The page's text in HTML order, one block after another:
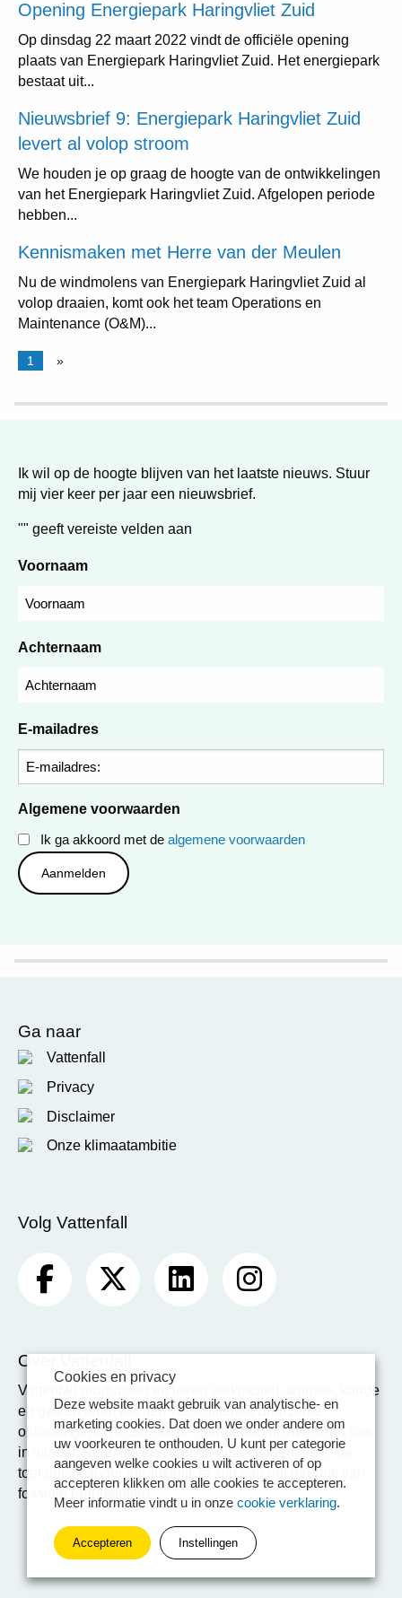
Opening Energiepark Haringvliet Zuid
Op dinsdag 22 maart 2022 vindt de officiële opening
plaats van Energiepark Haringvliet Zuid. Het energiepark
bestaat uit...
Nieuwsbrief 9: Energiepark Haringvliet Zuid
levert al volop stroom
We houden je op graag de hoogte van de ontwikkelingen
van het Energiepark Haringvliet Zuid. Afgelopen periode
hebben...
Kennismaken met Herre van der Meulen
Nu de windmolens van Energiepark Haringvliet Zuid al
volop draaien, komt ook het team Operations en
Maintenance (O&M)...
1 »
Ik wil op de hoogte blijven van het laatste nieuws. Stuur
mij vier keer per jaar een nieuwsbrief.
"" geeft vereiste velden aan
Voornaam
Achternaam
E-mailadres
Algemene voorwaarden
Ik ga akkoord met de algemene voorwaarden
Ga naar
Vattenfall
Privacy
Disclaimer
Onze klimaatambitie
Volg Vattenfall
Over Vattenfall
Vattenfall produceert en levert elektriciteit, warmte, koude
en gas en biedt klanten verschillende duurzame
oplossingen. Het Zweedse energiebedrijf investeert fors
in windenergie, als één van de oplossingen om in de
toekomst minder afhankelijk te zijn van het gebruik van
fossiele brandstoffen.
Cookies en privacy
Deze website maakt gebruik van analytische- en
marketing cookies. Dat doen we onder andere om
uw voorkeuren te onthouden. U kunt per categorie
aangeven welke cookies u wilt activeren of op
accepteren klikken om alle cookies te accepteren.
Meer informatie vindt u in onze cookie verklaring.
Accepteren Instellingen